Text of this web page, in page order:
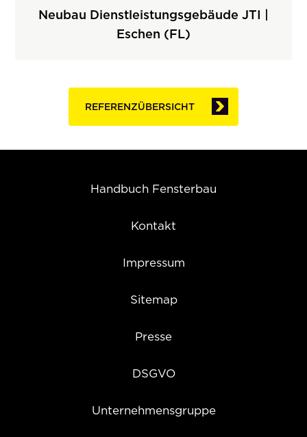
Neubau Dienstleistungsgebäude JTI |
Eschen (FL)
REFERENZÜBERSICHT
Handbuch Fensterbau
Kontakt
Impressum
Sitemap
Presse
DSGVO
Unternehmensgruppe